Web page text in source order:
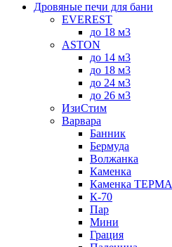
Дровяные печи для бани
EVEREST
до 18 м3
ASTON
до 14 м3
до 18 м3
до 24 м3
до 26 м3
ИзиСтим
Варвара
Банник
Бермуда
Волжанка
Каменка
Каменка ТЕРМА
К-70
Пар
Мини
Грация